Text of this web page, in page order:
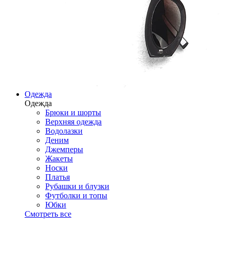
Одежда
Одежда
Брюки и шорты
Верхняя одежда
Водолазки
Деним
Джемперы
Жакеты
Носки
Платья
Рубашки и блузки
Футболки и топы
Юбки
Смотреть все